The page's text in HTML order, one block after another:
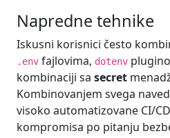
Napredne tehnike
Iskusni korisnici često
.env fajlovima, dotenv
kombinaciji sa secret
Kombinovanjem svega
visoko automatizovane CI/
kompromisa po pitanju